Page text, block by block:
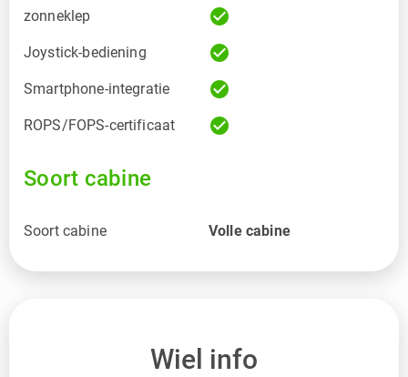
zonneklep check_circle
Joystick-bediening check_circle
Smartphone-integratie check_circle
ROPS/FOPS-certificaat check_circle
Soort cabine
Soort cabine Volle cabine
Wiel info